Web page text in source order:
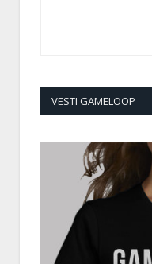
VESTI GAMELOOP